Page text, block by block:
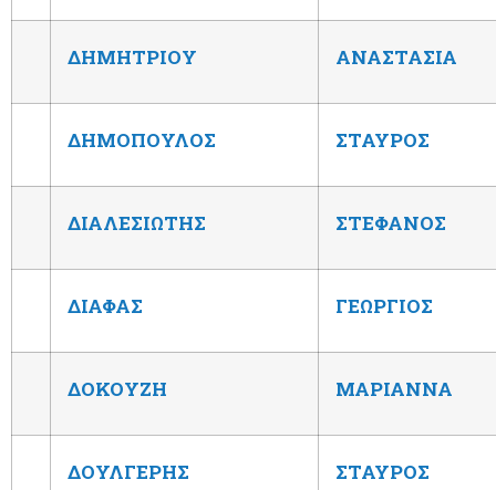
ΔΗΜΗΤΡΙΟΥ ΑΝΑΣΤΑΣΙΑ
ΔΗΜΟΠΟΥΛΟΣ ΣΤΑΥΡΟΣ
ΔΙΑΛΕΣΙΩΤΗΣ ΣΤΕΦΑΝΟΣ
ΔΙΑΦΑΣ ΓΕΩΡΓΙΟΣ
ΔΟΚΟΥΖΗ ΜΑΡΙΑΝΝΑ
ΔΟΥΛΓΕΡΗΣ ΣΤΑΥΡΟΣ